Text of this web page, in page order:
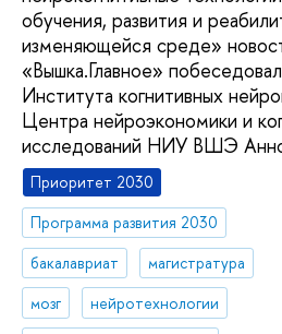
обучения, развития и
изменяющейся среде»
«Вышка.Главное»
Института когнитивных
Центра нейроэкономики и
исследований НИУ ВШЭ
Приоритет 2030
Программа развития 2030
бакалавриат
магистратура
мозг
нейротехнологии